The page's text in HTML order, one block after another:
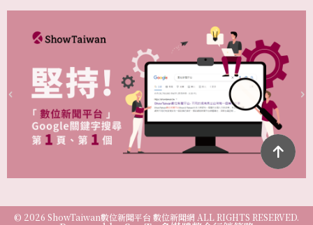
© 2026 ShowTaiwan數位新聞平台 數位新聞網 ALL RIGHTS RESERVED.